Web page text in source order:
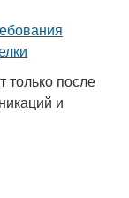
только после
и